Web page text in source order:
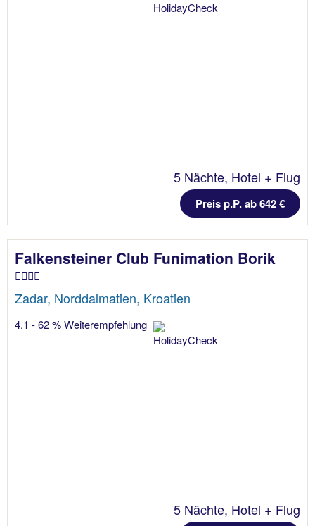
5 Nächte, Hotel + Flug
Preis p.P. ab 642 €
Falkensteiner Club Funimation Borik
Zadar, Norddalmatien, Kroatien
4.1 - 62 % Weiterempfehlung
5 Nächte, Hotel + Flug